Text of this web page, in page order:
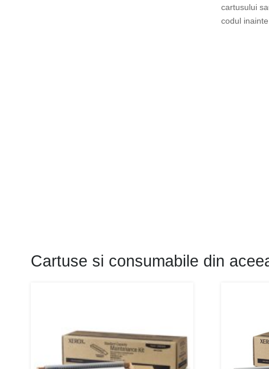
cartusului
codul
Cartuse si consumabile din